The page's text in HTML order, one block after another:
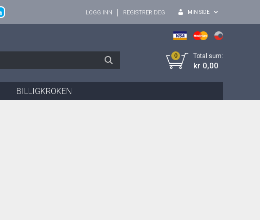
MIN SIDE
LOGG INN REGISTRER DEG
0 Total sum:
kr 0,00
BILLIGKROKEN